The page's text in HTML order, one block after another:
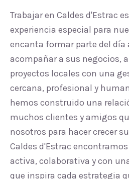
Trabajar en Caldes d'Estrac
experiencia especial para
encanta formar parte del día
acompañar a sus negocios,
proyectos locales con una
cercana, profesional y
hemos construido una
muchos clientes y amigos
nosotros para hacer crecer
Caldes d'Estrac
activa, colaborativa y con
que inspira cada estrategia